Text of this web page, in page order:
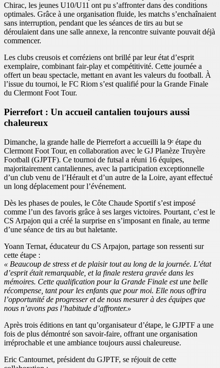
Chirac, les jeunes U10/U11 ont pu s’affronter dans des conditions
optimales. Grâce à une organisation fluide, les matchs s’enchaînaient
sans interruption, pendant que les séances de tirs au but se
déroulaient dans une salle annexe, la rencontre suivante pouvait déjà
commencer.
Les clubs creusois et corréziens ont brillé par leur état d’esprit
exemplaire, combinant fair-play et compétitivité. Cette journée a
offert un beau spectacle, mettant en avant les valeurs du football. À
l’issue du tournoi, le FC Riom s’est qualifié pour la Grande Finale
du Clermont Foot Tour.
Pierrefort : Un accueil cantalien toujours aussi
chaleureux
Dimanche, la grande halle de Pierrefort a accueilli la 9ᵉ étape du
Clermont Foot Tour, en collaboration avec le GJ Planèze Truyère
Football (GJPTF). Ce tournoi de futsal a réuni 16 équipes,
majoritairement cantaliennes, avec la participation exceptionnelle
d’un club venu de l’Hérault et d’un autre de la Loire, ayant effectué
un long déplacement pour l’événement.
Dès les phases de poules, le Côte Chaude Sportif s’est imposé
comme l’un des favoris grâce à ses larges victoires. Pourtant, c’est le
CS Arpajon qui a créé la surprise en s’imposant en finale, au terme
d’une séance de tirs au but haletante.
Yoann Ternat, éducateur du CS Arpajon, partage son ressenti sur
cette étape :
« Beaucoup de stress et de plaisir tout au long de la journée. L’état
d’esprit était remarquable, et la finale restera gravée dans les
mémoires. Cette qualification pour la Grande Finale est une belle
récompense, tant pour les enfants que pour moi. Elle nous offrira
l’opportunité de progresser et de nous mesurer à des équipes que
nous n’avons pas l’habitude d’affronter.»
Après trois éditions en tant qu’organisateur d’étape, le GJPTF a une
fois de plus démontré son savoir-faire, offrant une organisation
irréprochable et une ambiance toujours aussi chaleureuse.
Eric Cantournet, président du GJPTF, se réjouit de cette